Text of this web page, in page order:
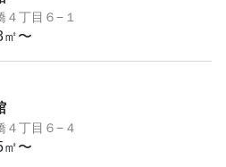
丁目６−１
〜
４丁目６−４
〜